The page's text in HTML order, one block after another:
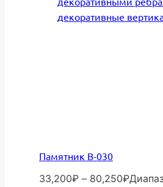
Памятник В-030
33,200₽ – 80,250₽